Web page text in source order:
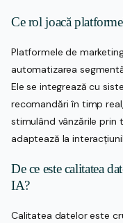
Ce rol joacă
Platformele de
automatizarea
Ele se integrează cu
recomandări în timp
stimulând vânzările prin
adaptează la
De ce este calitatea
IA?
Calitatea datelor este